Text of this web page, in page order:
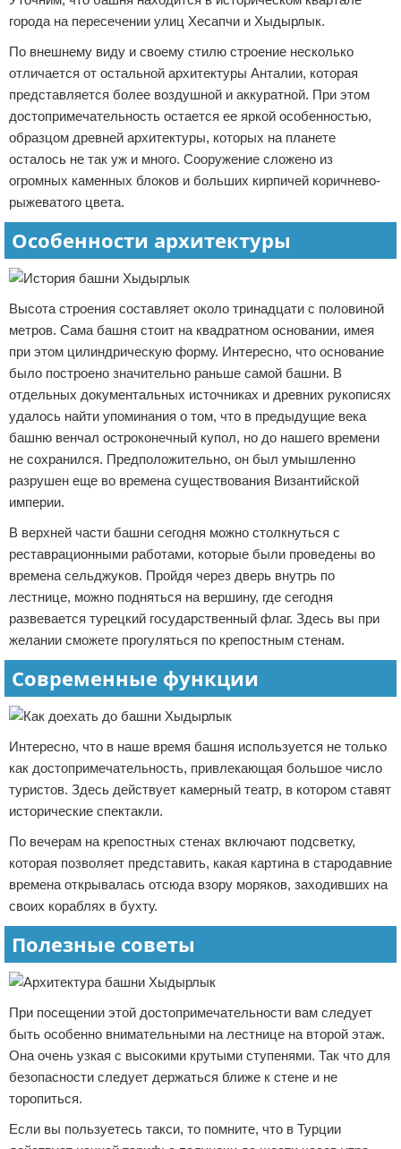
города на пересечении улиц Хесапчи и Хыдырлык.
По внешнему виду и своему стилю строение несколько
отличается от остальной архитектуры Анталии, которая
представляется более воздушной и аккуратной. При этом
достопримечательность остается ее яркой особенностью,
образцом древней архитектуры, которых на планете
осталось не так уж и много. Сооружение сложено из
огромных каменных блоков и больших кирпичей коричнево-
рыжеватого цвета.
Особенности архитектуры
Высота строения составляет около тринадцати с половиной
метров. Сама башня стоит на квадратном основании, имея
при этом цилиндрическую форму. Интересно, что основание
было построено значительно раньше самой башни. В
отдельных документальных источниках и древних рукописях
удалось найти упоминания о том, что в предыдущие века
башню венчал остроконечный купол, но до нашего времени
не сохранился. Предположительно, он был умышленно
разрушен еще во времена существования Византийской
империи.
В верхней части башни сегодня можно столкнуться с
реставрационными работами, которые были проведены во
времена сельджуков. Пройдя через дверь внутрь по
лестнице, можно подняться на вершину, где сегодня
развевается турецкий государственный флаг. Здесь вы при
желании сможете прогуляться по крепостным стенам.
Современные функции
Интересно, что в наше время башня используется не только
как достопримечательность, привлекающая большое число
туристов. Здесь действует камерный театр, в котором ставят
исторические спектакли.
По вечерам на крепостных стенах включают подсветку,
которая позволяет представить, какая картина в стародавние
времена открывалась отсюда взору моряков, заходивших на
своих кораблях в бухту.
Полезные советы
При посещении этой достопримечательности вам следует
быть особенно внимательными на лестнице на второй этаж.
Она очень узкая с высокими крутыми ступенями. Так что для
безопасности следует держаться ближе к стене и не
торопиться.
Если вы пользуетесь такси, то помните, что в Турции